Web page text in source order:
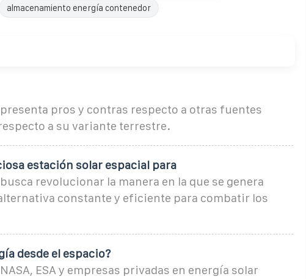
almacenamiento energía contenedor
pros y contras respecto a otras fuentes
a su variante terrestre.
estación solar espacial para
revolucionar la manera en la que se genera
constante y eficiente para combatir los
desde el espacio?
ESA y empresas privadas en energía solar